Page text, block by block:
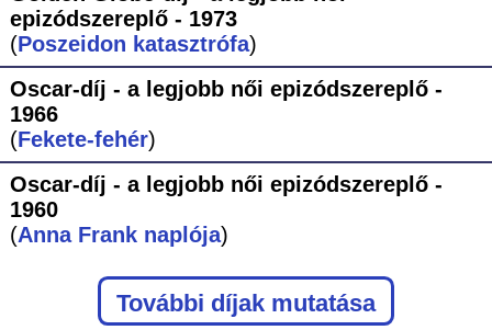
epizódszereplő - 1973
(Poszeidon katasztrófa)
Oscar-díj - a legjobb női epizódszereplő -
1966
(Fekete-fehér)
Oscar-díj - a legjobb női epizódszereplő -
1960
(Anna Frank naplója)
További díjak mutatása